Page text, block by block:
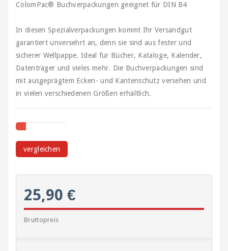
Tragetaschen
Verpackungen
für
Geschenke
Lebensmittel
Verschlussmittel,
Kordeln
ColomPac® Buchverpackungen geeignet für DIN B4
In diesen Spezialverpackungen kommt Ihr Versandgut
garantiert unversehrt an, denn sie sind aus fester und
sicherer Wellpappe. Ideal für Bücher, Kataloge, Kalender,
Datenträger und vieles mehr. Die Buchverpackungen sind
mit ausgeprägtem Ecken- und Kantenschutz versehen und
in vielen verschiedenen Größen erhältlich.
vergleichen
25,90 €
Bruttopreis